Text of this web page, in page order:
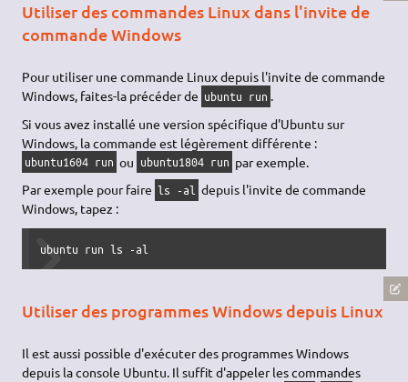
Utiliser des commandes Linux dans l'invite de
commande Windows
Pour utiliser une commande Linux depuis l'invite de commande
Windows, faites-la précéder de ubuntu run .
Si vous avez installé une version spécifique d'Ubuntu sur
Windows, la commande est légèrement différente :
ubuntu1604 run ou ubuntu1804 run par exemple.
Par exemple pour faire ls -al depuis l'invite de commande
Windows, tapez :
ubuntu run ls -al
Utiliser des programmes Windows depuis Linux
Il est aussi possible d'exécuter des programmes Windows
depuis la console Ubuntu. Il suffit d'appeler les commandes